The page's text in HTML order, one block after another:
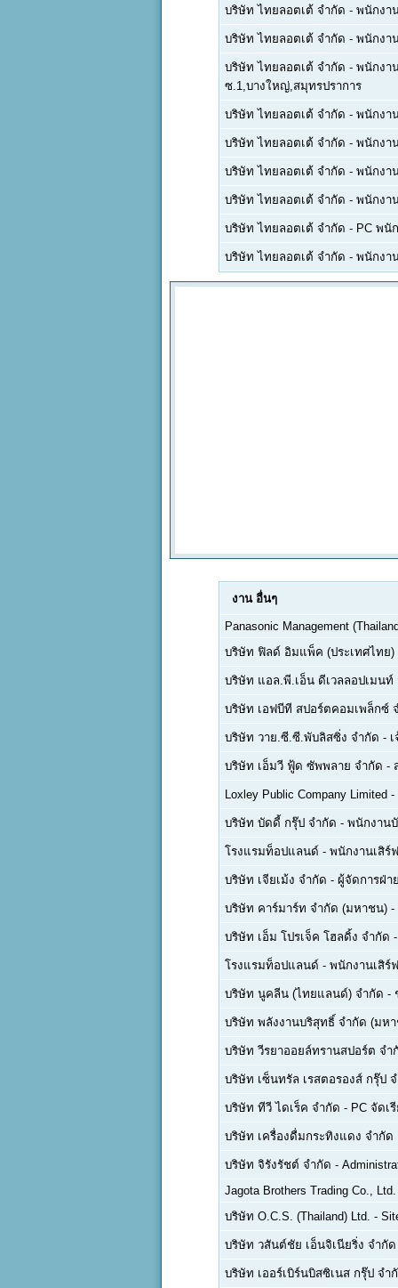
บริษัท ไทยลอตเต้ จำกัด - พนักงา
บริษัท ไทยลอตเต้ จำกัด - พนักงา
บริษัท ไทยลอตเต้ จำกัด - พนักงา
ซ.1,บางใหญ่,สมุทรปราการ
บริษัท ไทยลอตเต้ จำกัด - พนักงา
บริษัท ไทยลอตเต้ จำกัด - พนักงา
บริษัท ไทยลอตเต้ จำกัด - พนักงา
บริษัท ไทยลอตเต้ จำกัด - พนักงา
บริษัท ไทยลอตเต้ จำกัด - PC พนั
บริษัท ไทยลอตเต้ จำกัด - พนักงา
งาน อื่นๆ
Panasonic Management
บริษัท ฟิลด์ อิมแพ็ค (ประเทศไทย)
บริษัท แอล.พี.เอ็น ดีเวลลอปเมน
บริษัท เอฟบีที สปอร์ตคอมเพล็กซ์
บริษัท วาย.ซี.ซี.พับลิสซิ่ง จำกัด -
บริษัท เอ็มวี ฟู้ด ซัพพลาย จำกัด -
Loxley Public Company Limited -
บริษัท บัดดี้ กรุ๊ป จำกัด - พนักงาน
โรงแรมท็อปแลนด์ - พนักงานเสิร์
บริษัท เจียเม้ง จำกัด - ผู้จัดการฝ่า
บริษัท คาร์มาร์ท จำกัด (มหาชน) -
บริษัท เอ็ม โปรเจ็ค โฮลดิ้ง จำกัด
โรงแรมท็อปแลนด์ - พนักงานเสิร์
บริษัท นูคลีน (ไทยแลนด์) จำกัด -
บริษัท พลังงานบริสุทธิ์ จำกัด (มห
บริษัท วีรยาออยล์ทรานสปอร์ต จำ
บริษัท เซ็นทรัล เรสตอรองส์ กรุ๊ป
บริษัท ทีวี ไดเร็ค จำกัด - PC จัดเ
บริษัท เครื่องดื่มกระทิงแดง จำกัด
บริษัท จิรังรัชต์ จำกัด -
Jagota Brothers Trading Co., Ltd.
บริษัท O.C.S. (Thailand) Ltd. -
บริษัท วสันต์ชัย เอ็นจิเนียริ่ง จำกัด
บริษัท เออร์เบิร์นบิสซิเนส กรุ๊ป จำ